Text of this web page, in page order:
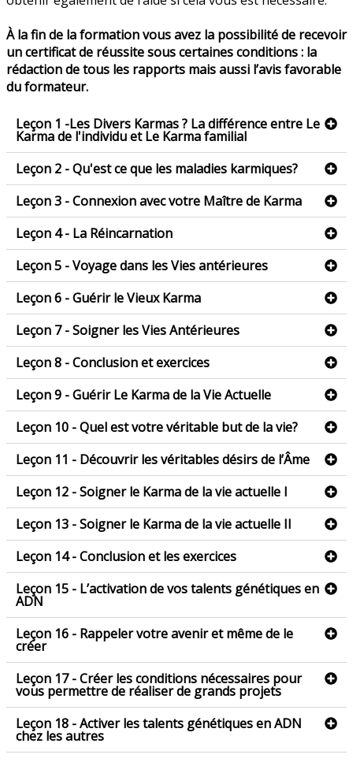
À la fin de la formation vous avez la possibilité de recevoir
un certificat de réussite sous certaines conditions : la
rédaction de tous les rapports mais aussi l’avis favorable
du formateur.
Leçon 1 -Les Divers Karmas ? La différence entre Le
Karma de l'individu et Le Karma familial
Leçon 2 - Qu'est ce que les maladies karmiques?
Leçon 3 - Connexion avec votre Maître de Karma
Leçon 4 - La Réincarnation
Leçon 5 - Voyage dans les Vies antérieures
Leçon 6 - Guérir le Vieux Karma
Leçon 7 - Soigner les Vies Antérieures
Leçon 8 - Conclusion et exercices
Leçon 9 - Guérir Le Karma de la Vie Actuelle
Leçon 10 - Quel est votre véritable but de la vie?
Leçon 11 - Découvrir les véritables désirs de l’Âme
Leçon 12 - Soigner le Karma de la vie actuelle I
Leçon 13 - Soigner le Karma de la vie actuelle II
Leçon 14 - Conclusion et les exercices
Leçon 15 - L’activation de vos talents génétiques en
ADN
Leçon 16 - Rappeler votre avenir et même de le
créer
Leçon 17 - Créer les conditions nécessaires pour
vous permettre de réaliser de grands projets
Leçon 18 - Activer les talents génétiques en ADN
chez les autres